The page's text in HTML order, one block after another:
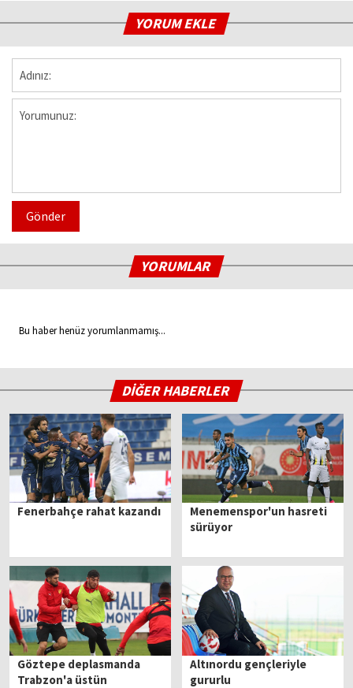
YORUM EKLE
Gönder
YORUMLAR
Bu haber henüz yorumlanmamış...
DİĞER HABERLER
Fenerbahçe rahat kazandı
Menemenspor'un hasreti
sürüyor
Göztepe deplasmanda
Trabzon'a üstün
Altınordu gençleriyle
gururlu